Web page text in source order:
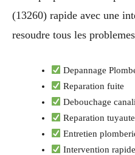
(13260) rapide avec une
resoudre tous les
Depannage
Reparation fuite
Debouchage
Reparation
Entretien
Intervention rapide